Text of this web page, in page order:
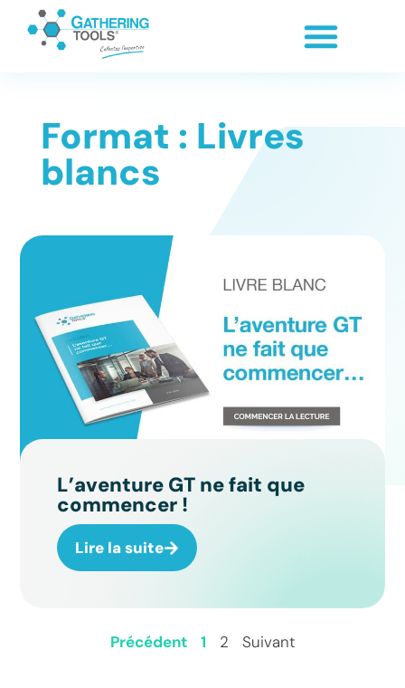
Format : Livres
blancs
L’aventure GT ne fait que
commencer !
Lire la suite
Précédent 1 2 Suivant